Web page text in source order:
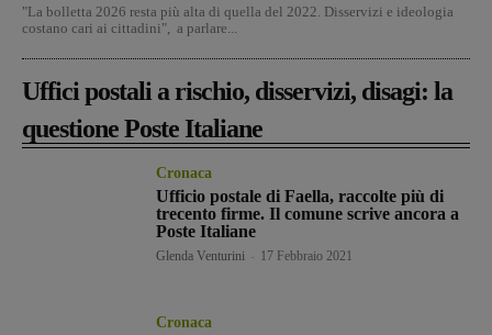
"La bolletta 2026 resta più alta di quella del 2022. Disservizi e ideologia
costano cari ai cittadini", a parlare...
Uffici postali a rischio, disservizi, disagi: la
questione Poste Italiane
Cronaca
Ufficio postale di Faella, raccolte più di
trecento firme. Il comune scrive ancora a
Poste Italiane
Glenda Venturini 17 Febbraio 2021
Cronaca